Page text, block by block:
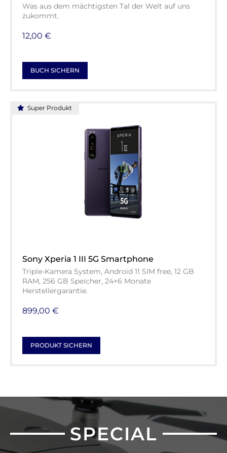
Was aus dem mächtigsten Tal der Welt auf uns
zukommt.
12,00 €
BUCH SICHERN
Sony Xperia 1 III 5G Smartphone
Triple-Kamera System, Android 11 SIM free, 12 GB
RAM, 256 GB Speicher, 24+6 Monate
Herstellergarantie.
899,00 €
PRODUKT SICHERN
Super Produkt
SPECIAL